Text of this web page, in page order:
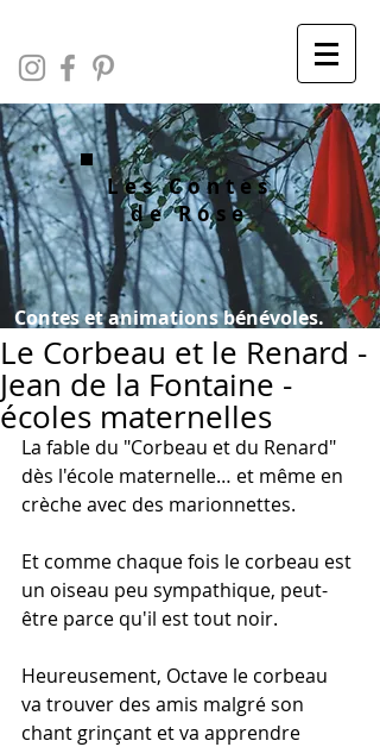
Les Contes
de Rose
Contes et animations bénévoles.
Le Corbeau et le Renard -
Jean de la Fontaine -
écoles maternelles
La fable du "Corbeau et du Renard"
dès l'école maternelle… et même en
crèche avec des marionnettes.
Et comme chaque fois le corbeau est
un oiseau peu sympathique, peut-
être parce qu'il est tout noir.
Heureusement, Octave le corbeau
va trouver des amis malgré son
chant grinçant et va apprendre